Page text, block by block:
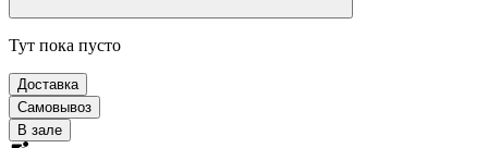
Тут пока пусто
Доставка
Самовывоз
В зале